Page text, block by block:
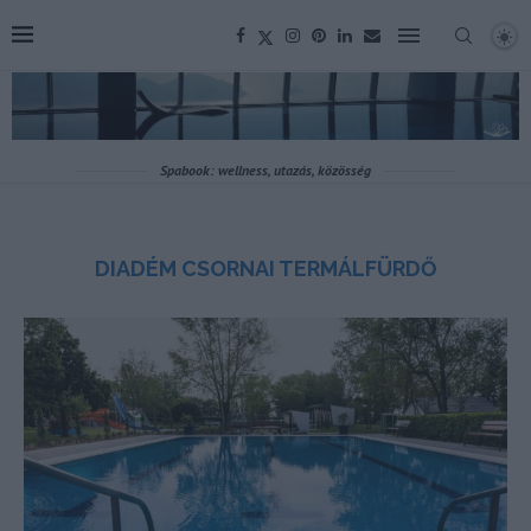
Spabook: wellness, utazás, közösség
DIADÉM CSORNAI TERMÁLFÜRDŐ